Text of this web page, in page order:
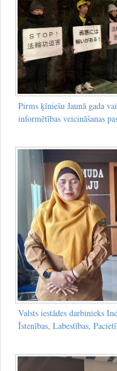
Pirms ķīniešu Jaunā gada
informētības veicināšanas
Valsts iestādes darbinieks
Īstenības, Labestības,